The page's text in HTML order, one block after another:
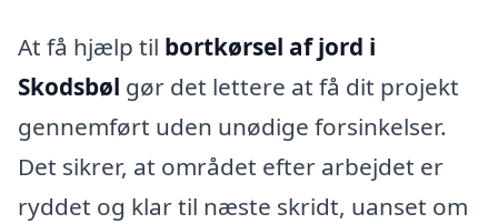
At få hjælp til bortkørsel af jord i
Skodsbøl gør det lettere at få dit projekt
gennemført uden unødige forsinkelser.
Det sikrer, at området efter arbejdet er
ryddet og klar til næste skridt, uanset om